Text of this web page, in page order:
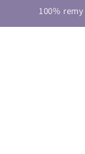
100%
HAIRCARE